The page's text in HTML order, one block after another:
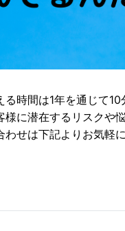
時間は1年を通じて
様に潜在するリスクや
わせは下記よりお気軽